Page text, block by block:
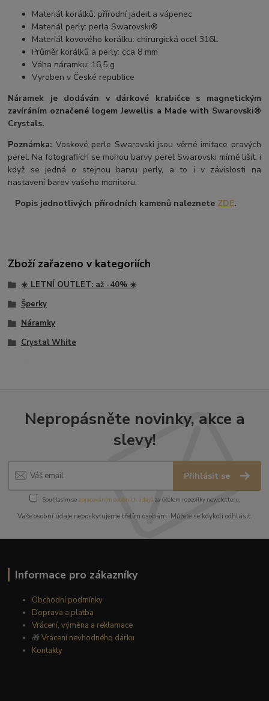
Materiál korálků: přírodní jadeit a vápenec
Materiál perly: perla Swarovski®
Materiál kovového korálku: chirurgická ocel 316L
Průměr korálků a perly: cca 8 mm
Váha náramku: 16,5 g
Vyroben v České republice
Náramek je dodáván v dárkové krabičce s magnetickým
zavíráním označené logem Jewellis a Made with Swarovski®
Crystals.
Poznámka: Voskové perle Swarovski jsou věrné imitace pravých
perel. Na fotografiích se mohou barvy perel Swarovski mírně lišit, i
když se jedná o stejnou barvu perly, a to i v závislosti na
nastavení barev vašeho monitoru.
Popis jednotlivých přírodních kamenů naleznete ZDE.
Zboží zařazeno v kategoriích
☀️ LETNÍ OUTLET: až -40% ☀️
Šperky
Náramky
Crystal White
Nepropásněte novinky, akce a
slevy!
Přihlásit se
Souhlasím se zpracováním osobních údajůza účelem rozesílky newsletteru.
Vaše osobní údaje neposkytujeme třetím osobám. Můžete se kdykoli odhlásit.
Informace pro zákazníky
Obchodní podmínky
Doprava a platba
Vrácení, výměna a reklamace
🎁Vrácení nevhodného dárku
Kontakty